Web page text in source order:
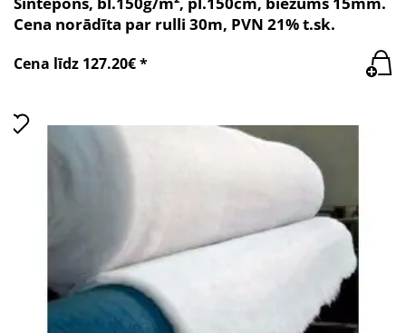
Cena norādīta par rulli 30m, PVN 21% t.sk.
Cena līdz 127.20€ *